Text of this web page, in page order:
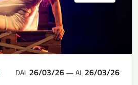
DAL26/03/26—AL26/03/26